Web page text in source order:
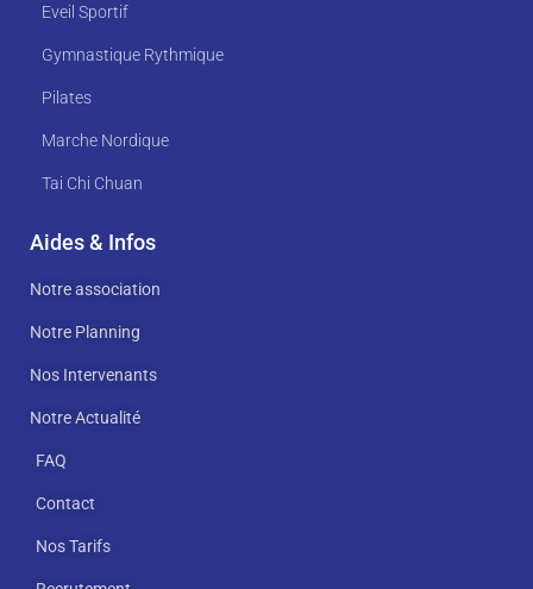
Eveil Sportif
Gymnastique Rythmique
Pilates
Marche Nordique
Tai Chi Chuan
Aides & Infos
Notre association
Notre Planning
Nos Intervenants
Notre Actualité
FAQ
Contact
Nos Tarifs